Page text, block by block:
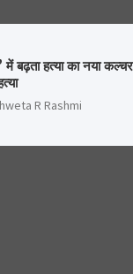
बढ़ता हत्या का नया
R Rashmi